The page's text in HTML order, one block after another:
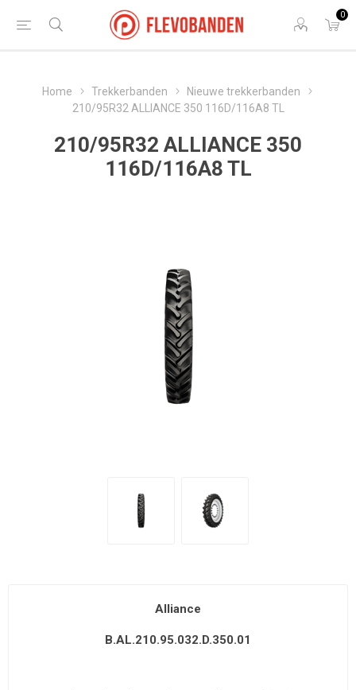
0
Home Trekkerbanden
Nieuwe trekkerbanden
210/95R32 ALLIANCE 350 116D/116A8 TL
210/95R32 ALLIANCE 350
116D/116A8 TL
Alliance
B.AL.210.95.032.D.350.01